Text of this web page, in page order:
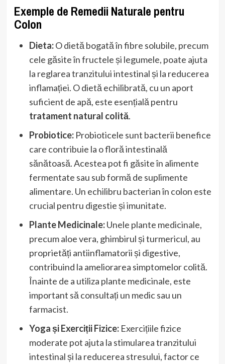
Exemple de Remedii Naturale pentru
Colon
Dieta:O dietă bogată în fibre solubile, precum
cele găsite în fructele și legumele, poate ajuta
la reglarea tranzitului intestinal și la reducerea
inflamației. O dietă echilibrată, cu un aport
suficient de apă, este esențială pentru
tratament natural colită.
Probiotice:Probioticele sunt bacterii benefice
care contribuie la o floră intestinală
sănătoasă. Acestea pot fi găsite în alimente
fermentate sau sub formă de suplimente
alimentare. Un echilibru bacterian în colon este
crucial pentru digestie și imunitate.
Plante Medicinale:Unele plante medicinale,
precum aloe vera, ghimbirul și turmericul, au
proprietăți antiinflamatorii și digestive,
contribuind la ameliorarea simptomelor colită.
Înainte de a utiliza plante medicinale, este
important să consultați un medic sau un
farmacist.
Yoga și Exerciții Fizice:Exercițiile fizice
moderate pot ajuta la stimularea tranzitului
intestinal și la reducerea stresului, factor ce